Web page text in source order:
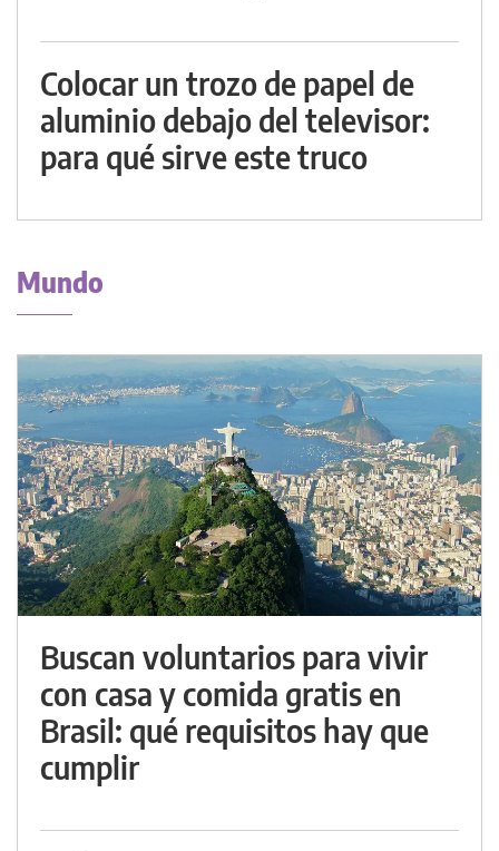
Colocar un trozo de papel de
aluminio debajo del televisor:
para qué sirve este truco
Mundo
Buscan voluntarios para vivir
con casa y comida gratis en
Brasil: qué requisitos hay que
cumplir